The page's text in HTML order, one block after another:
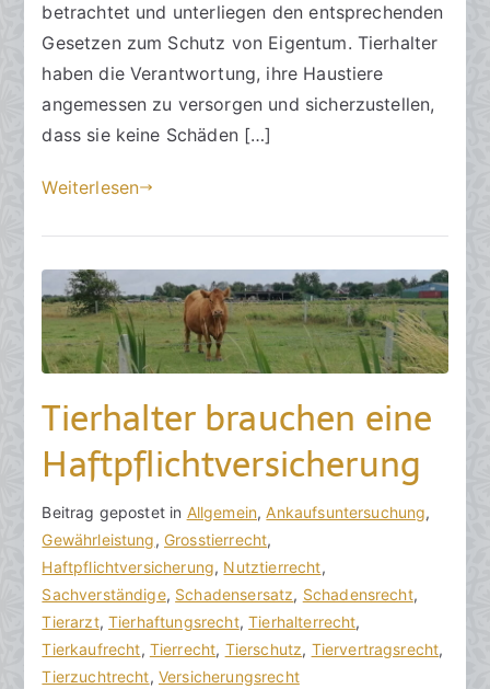
4
.
O
k
o
r
2
0
2
betrachtet und unterliegen den entsprechenden
Gesetzen zum Schutz von Eigentum. Tierhalter
haben die Verantwortung, ihre Haustiere
angemessen zu versorgen und sicherzustellen,
dass sie keine Schäden […]
Weiterlesen
Tierhalter brauchen eine
Haftpflichtversicherung
V
o
n
h
o
r
a
B
e
i
t
r
a
g
Beitrag gepostet in Allgemein, Ankaufsuntersuchung,
Gewährleistung, Grosstierrecht,
Haftpflichtversicherung, Nutztierrecht,
Sachverständige, Schadensersatz, Schadensrecht,
Tierarzt,Tierhaftungsrecht,Tierhalterrecht,
Tierkaufrecht, Tierrecht, Tierschutz, Tiervertragsrecht,
Tierzuchtrecht, Versicherungsrecht
K
e
i
n
e
K
o